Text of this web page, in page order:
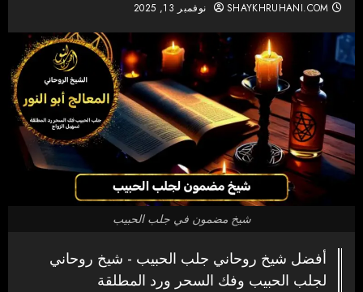
SHAYKHRUHANI.COM نوفمبر 13, 2025
شيخ مضمون في جلب الحبيب
أفضل شيخ روحاني جلب الحبيب - شيخ روحاني
لجلب الحبيب وفك السحر ورد المطلقة